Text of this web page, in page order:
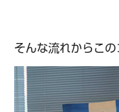
そんな流れからこの